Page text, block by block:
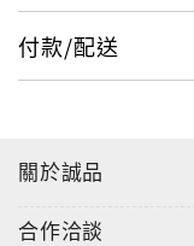
付款/配送
關於誠品
合作洽談